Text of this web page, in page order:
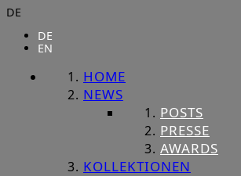
DE
DE
EN
HOME
NEWS
POSTS
PRESSE
AWARDS
KOLLEKTIONEN